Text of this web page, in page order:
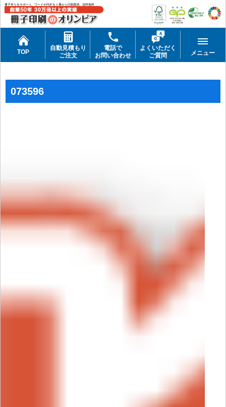
冊子作りをサポート。ワードやPDFを１冊から印刷製本。送料無料
TOP
自動見積もり
ご注文
電話で
お問い合わせ
よくいただく
ご質問
メニュー
073596